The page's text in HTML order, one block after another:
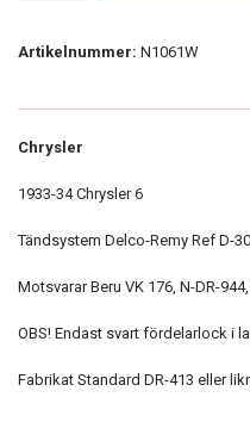
Artikelnummer: N1061W
Chrysler
1933-34 Chrysler 6
Tändsystem Delco-Remy Ref D-
Motsvarar Beru VK 176, N-DR-
OBS! Endast svart fördelarlock i
Fabrikat Standard DR-413 eller